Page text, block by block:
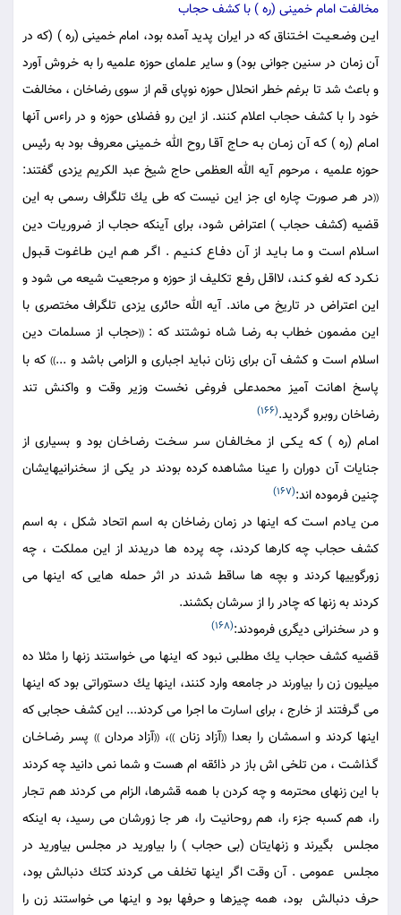
مخالفت امام خمينى (ره ) با كشف حجاب
ايـن وضـعـيـت اخـتناق كه در ايران پديد آمده بود، امام خمينى (ره ) (كه در
آن زمان در سنين جوانى بود) و ساير علماى حوزه علميه را به خروش آورد
و باعث شد تا برغم خطر انحلال حوزه نوپاى قم از سوى رضاخان ، مخالفت
خود را با كشف حجاب اعلام كنند. از اين رو فضلاى حوزه و در راءس آنها
امـام (ره ) كـه آن زمـان بـه حـاج آقـا روح الله خـمينى معروف بود به رئيس
حوزه علميه ، مرحوم آيه الله العظمى حاج شيخ عبد الكريم يزدى گفتند:
((در هـر صـورت چاره اى جز اين نيست كه طى يك تلگراف رسمى به اين
قضيه (كشف حجاب ) اعتراض شود، براى آينكه حجاب از ضروريات دين
اسـلام اسـت و مـا بـايـد از آن دفـاع كـنـيـم . اگـر هـم ايـن طـاغـوت قـبـول
نـكـرد كـه لغـو كـنـد، لااقـل رفـع تكليف از حوزه و مرجعيت شيعه مى شود و
اين اعتراض در تاريخ مى ماند. آيه الله حائرى يزدى تلگراف مختصرى با
اين مضمون خطاب بـه رضـا شـاه نـوشتند كه :((حجاب از مسلمات دين
اسلام است و كشف آن براى زنان نبايد اجبارى و الزامى باشد و ...)) كه با
پاسخ اهانت آميز محمدعلى فروغى نخست وزير وقت و واكنش تند
رضاخان روبرو گرديد.(166)
امـام (ره ) كـه يـكـى از مـخـالفـان سـر سـخـت رضـاخـان بود و بسيارى از
جنايات آن دوران را عينا مشاهده كرده بودند در يكى از سخنرانيهايشان
چنين فرموده اند:(167)
مـن يـادم اسـت كـه اينها در زمان رضاخان به اسم اتحاد شكل ، به اسم
كشف حجاب چه كارها كردند، چه پرده ها دريدند از اين مملكت ، چه
زورگوييها كردند و بچه ها ساقط شدند در اثر حمله هايى كه اينها مى
كردند به زنها كه چادر را از سرشان بكشند.
و در سخنرانى ديگرى فرمودند:(168)
قضيه كشف حجاب يك مطلبى نبود كه اينها مى خواستند زنها را مثلا ده
ميليون زن را بياورند در جامعه وارد كنند، اينها يك دستوراتى بود كه اينها
مى گـرفتند از خارج ، براى اسارت ما اجرا مى كردند... اين كشف حجابى كه
اينها كردند و اسمشان را بعدا((آزاد زنان))، ((آزاد مردان)) پسر رضـاخـان
گـذاشـت ، من تلخى اش باز در ذائقه ام هست و شما نمى دانيد چه كردند
با اين زنهاى محترمه و چه كردن با همه قشرها، الزام مى كردند هم تـجار
را، هم كسبه جزء را، هم روحانيت را، هر جا زورشان مى رسيد، به اينكه
مجلس ‍ بگيرند و زنهايتان (بى حجاب ) را بياوريد در مجلس بياوريد در
مجلس ‍ عمومى . آن وقت اگر اينها تخلف مى كردند كتك دنبالش بود،
حرف دنبالش ‍ بود، همه چيزها و حرفها بود و اينها مى خواستند زن را